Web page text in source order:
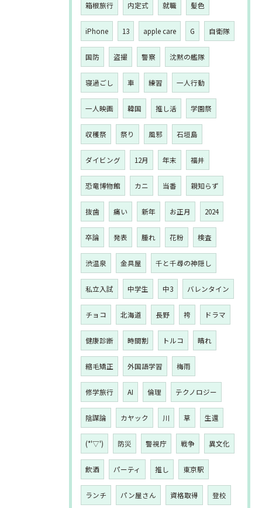
箱根旅行 内定式 就職 髪色
iPhone 13 apple care G 自衛隊
国防 盗撮 警察 沈黙の艦隊
寝過ごし 車 練習 一人行動
一人映画 韓国 推し活 学園祭
収穫祭 祭り 風邪 石垣島
ダイビング 12月 年末 福井
恐竜博物館 カニ 当番 親知らず
抜歯 痛い 新年 お正月 2024
卒論 発表 腫れ 花粉 検査
渋温泉 金具屋 千と千尋の神隠し
私立入試 中学生 中3 バレンタイン
チョコ 北海道 長野 袴 ドラマ
健康診断 時間割 トルコ 晴れ
縮毛矯正 外国語学習 梅雨
修学旅行 AI 倫理 テクノロジー
陰謀論 カヤック 川 草 生還
(*'▽') 防災 警視庁 戦争 異文化
飲酒 パーティ 推し 東京駅
ランチ パン屋さん 資格取得 登校